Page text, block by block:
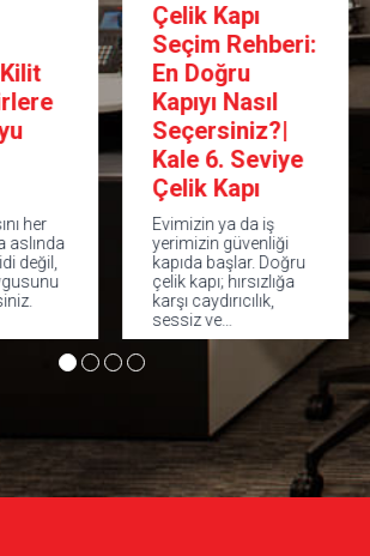
her
aslında
değil,
Çelik Kapı
Seçim Rehberi:
En Doğru
Kapıyı Nasıl
Seçersiniz?|
Kale 6. Seviye
Çelik Kapı
Evimizin ya da iş
yerimizin güvenliği
kapıda başlar. Doğru
çelik kapı; hırsızlığa
karşı caydırıcılık,
sessiz ve…